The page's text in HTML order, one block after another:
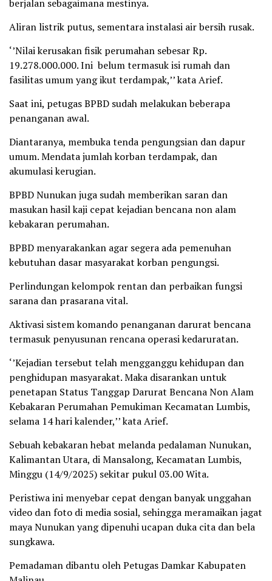
berjalan sebagaimana mestinya.
Aliran listrik putus, sementara instalasi air bersih rusak.
‘’Nilai kerusakan fisik perumahan sebesar Rp.
19.278.000.000. Ini belum termasuk isi rumah dan
fasilitas umum yang ikut terdampak,’’ kata Arief.
Saat ini, petugas BPBD sudah melakukan beberapa
penanganan awal.
Diantaranya, membuka tenda pengungsian dan dapur
umum. Mendata jumlah korban terdampak, dan
akumulasi kerugian.
BPBD Nunukan juga sudah memberikan saran dan
masukan hasil kaji cepat kejadian bencana non alam
kebakaran perumahan.
BPBD menyarakankan agar segera ada pemenuhan
kebutuhan dasar masyarakat korban pengungsi.
Perlindungan kelompok rentan dan perbaikan fungsi
sarana dan prasarana vital.
Aktivasi sistem komando penanganan darurat bencana
termasuk penyusunan rencana operasi kedaruratan.
‘’Kejadian tersebut telah mengganggu kehidupan dan
penghidupan masyarakat. Maka disarankan untuk
penetapan Status Tanggap Darurat Bencana Non Alam
Kebakaran Perumahan Pemukiman Kecamatan Lumbis,
selama 14 hari kalender,’’ kata Arief.
Sebuah kebakaran hebat melanda pedalaman Nunukan,
Kalimantan Utara, di Mansalong, Kecamatan Lumbis,
Minggu (14/9/2025) sekitar pukul 03.00 Wita.
Peristiwa ini menyebar cepat dengan banyak unggahan
video dan foto di media sosial, sehingga meramaikan jagat
maya Nunukan yang dipenuhi ucapan duka cita dan bela
sungkawa.
Pemadaman dibantu oleh Petugas Damkar Kabupaten